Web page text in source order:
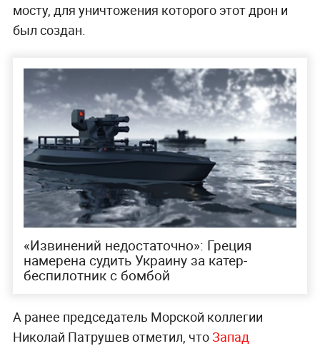
мосту, для уничтожения которого этот дрон и
был создан.
«Извинений недостаточно»: Греция
намерена судить Украину за катер-
беспилотник с бомбой
А ранее председатель Морской коллегии
Николай Патрушев отметил, чтоЗапад